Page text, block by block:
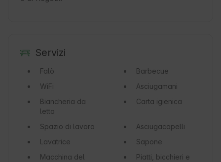
Servizi
Falò
Barbecue
WiFi
Asciugamani
Biancheria da
letto
Carta igienica
Spazio di lavoro
Asciugacapelli
Lavatrice
Sapone
Macchina del
Piatti, bicchieri e